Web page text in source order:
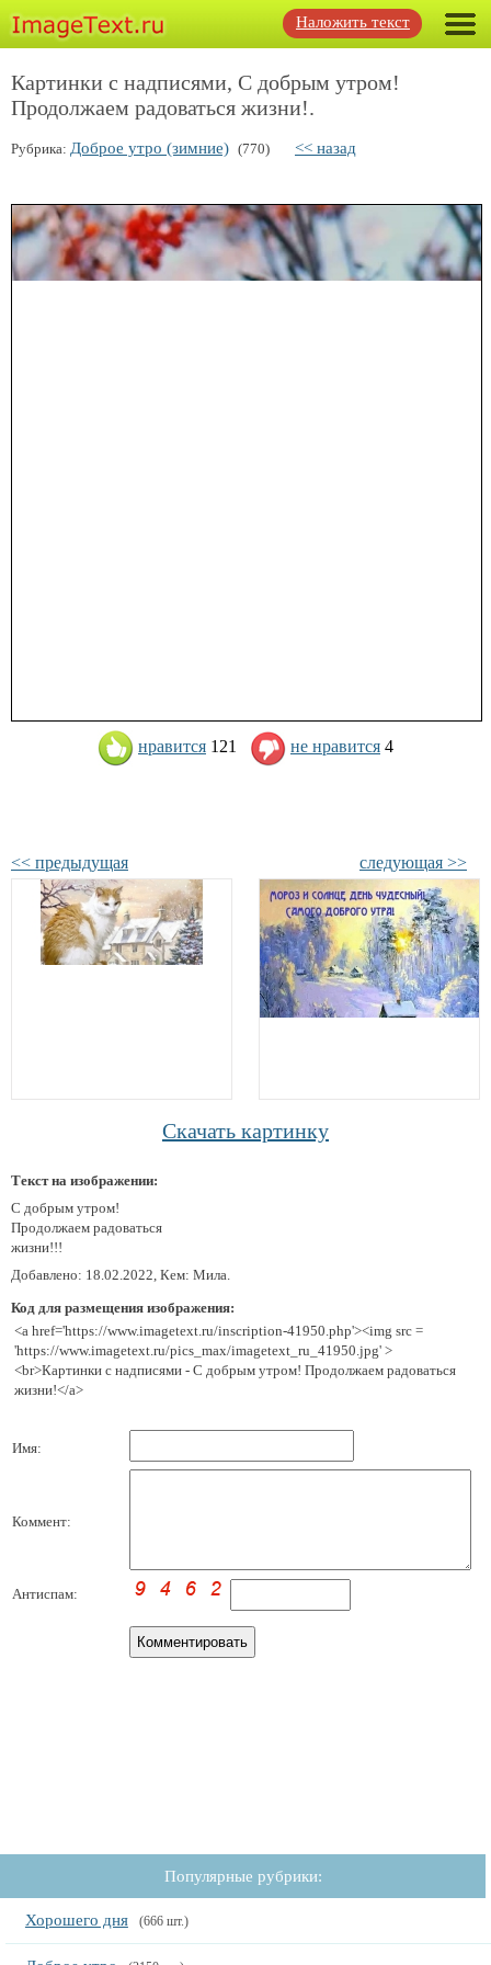
Наложить текст
Картинки с надписями, С добрым утром!
Продолжаем радоваться жизни!.
Рубрика: Доброе утро (зимние) (770) << назад
нравится 121 не нравится 4
<< предыдущая следующая >>
Скачать картинку
Текст на изображении:
С добрым утром!
Продолжаем радоваться
жизни!!!
Добавлено: 18.02.2022, Кем: Мила.
Код для размещения изображения:
<a href='https://www.imagetext.ru/inscription-41950.php'><img src =
'https://www.imagetext.ru/pics_max/imagetext_ru_41950.jpg' >
<br>Картинки с надписями - С добрым утром! Продолжаем радоваться
жизни!</a>
Имя:
Коммент:
Антиспам:
Популярные рубрики:
Хорошего дня (666 шт.)